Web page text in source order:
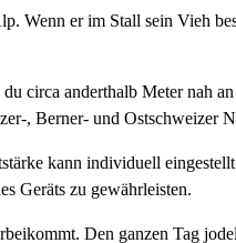
Wenn er im Stall sein Vieh
circa anderthalb Meter nah
, Berner- und Ostschweizer
kann individuell
Geräts zu gewährleisten.
Den ganzen Tag